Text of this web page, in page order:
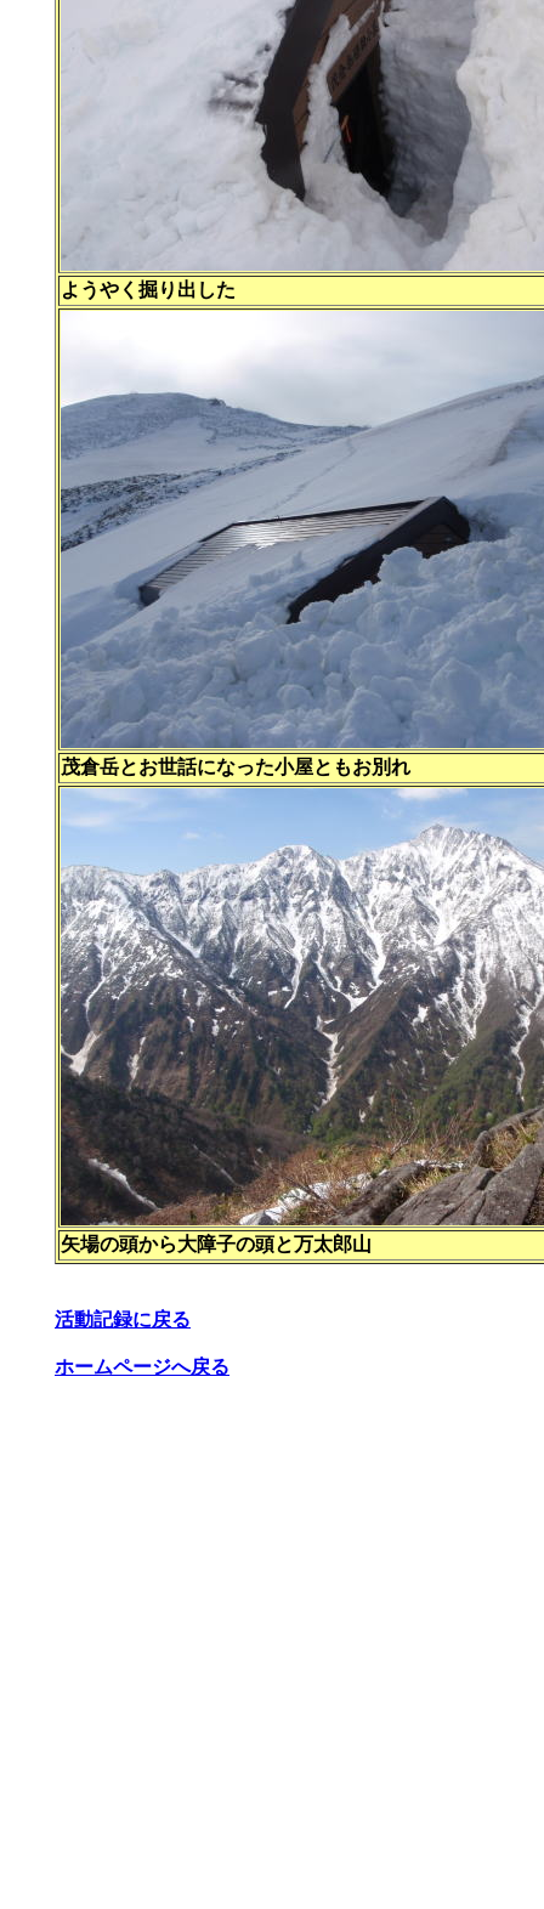
ようやく掘り出した
茂倉岳とお世話になった小屋ともお別れ
矢場の頭から大障子の頭と万太郎山
活動記録に戻る
ホームページへ戻る